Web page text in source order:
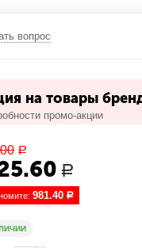
вопрос
на товары
промо-акции
Р
Р
981.40 Р